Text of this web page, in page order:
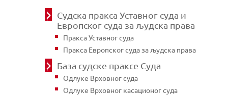
Судска пракса Уставног суда и
Европског суда за људска права
Пракса Уставног суда
Пракса Европског суда за људска права
База судске праксе Суда
Одлуке Врховног суда
Одлуке Врховног касационог суда